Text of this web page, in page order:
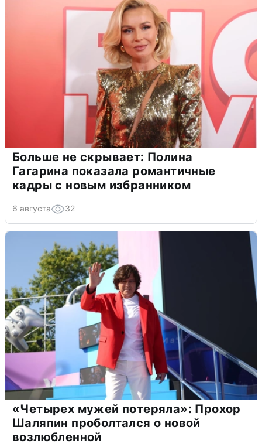
Больше не скрывает: Полина
Гагарина показала романтичные
кадры с новым избранником
6 августа 32
«Четырех мужей потеряла»: Прохор
Шаляпин проболтался о новой
возлюбленной